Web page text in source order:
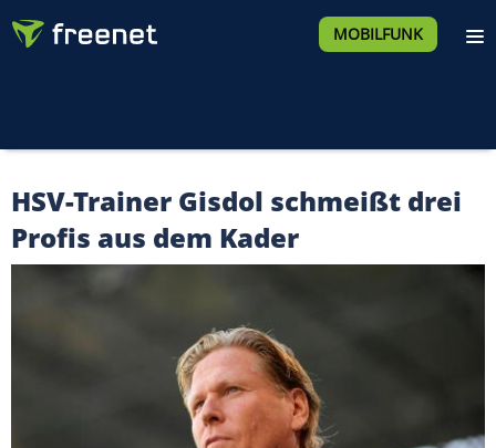
MOBILFUNK
HSV-Trainer Gisdol schmeißt drei
Profis aus dem Kader